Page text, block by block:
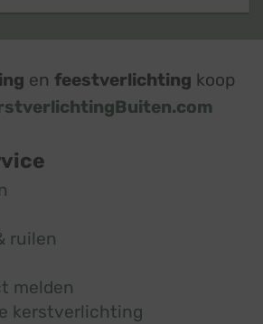
en feestverlichting koop
ruilen
melden
kerstverlichting